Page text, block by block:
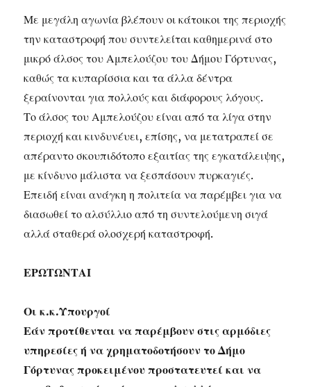
Με μεγάλη αγωνία βλέπουν οι κάτοικοι της περιοχής
την καταστροφή που συντελείται καθημερινά στο
μικρό άλσος του Αμπελούζου του Δήμου Γόρτυνας,
καθώς τα κυπαρίσσια και τα άλλα δέντρα
ξεραίνονται για πολλούς και διάφορους λόγους.
Το άλσος του Αμπελούζου είναι από τα λίγα στην
περιοχή και κινδυνέυει, επίσης, να μετατραπεί σε
απέραντο σκουπιδότοπο εξαιτίας της εγκατάλειψης,
με κίνδυνο μάλιστα να ξεσπάσουν πυρκαγιές.
Επειδή είναι ανάγκη η πολιτεία να παρέμβει για να
διασωθεί το αλσύλλιο από τη συντελούμενη σιγά
αλλά σταθερά ολοσχερή καταστροφή.
ΕΡΩΤΩΝΤΑΙ
Οι κ.κ.Υπουργοί
Εάν προτίθενται να παρέμβουν στις αρμόδιες
υπηρεσίες ή να χρηματοδοτήσουν το Δήμο
Γόρτυνας προκειμένου προστατευτεί και να